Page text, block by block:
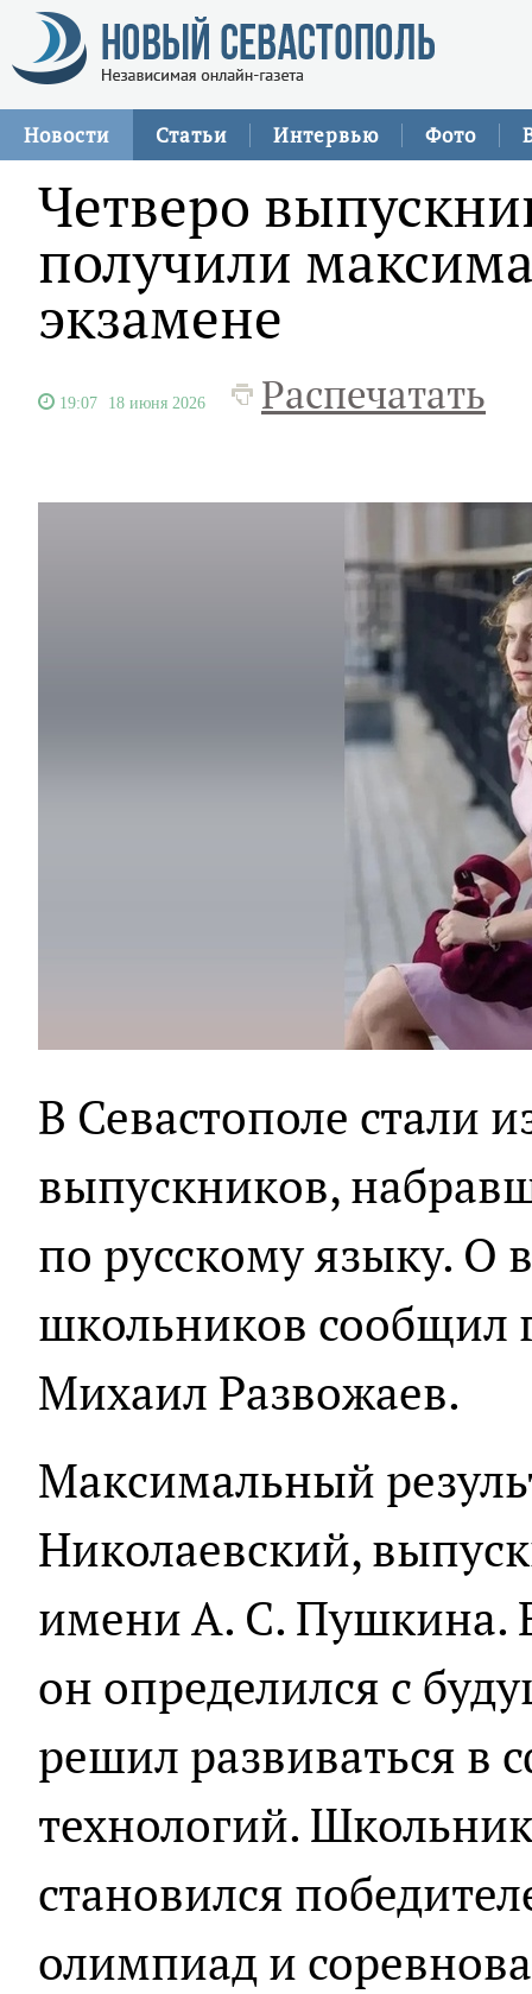
Новости Статьи Интервью Фото
Четверо
получили
экзамене
19:07 18 июня 2026 Распечатать
В Севастополе стали
выпускников,
по русскому языку. О
школьников сообщил
Михаил Развожаев.
Максимальный
Николаевский,
имени А. С. Пушкина.
он определился с
решил развиваться
технологий.
становился
олимпиад и